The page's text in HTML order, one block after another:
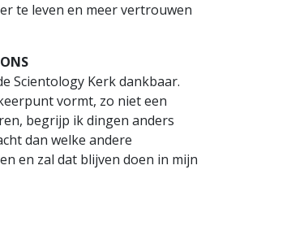
te leven en meer vertrouwen
Scientology Kerk dankbaar.
vormt, zo niet een
begrijp ik dingen anders
dan welke andere
en zal dat blijven doen in mijn